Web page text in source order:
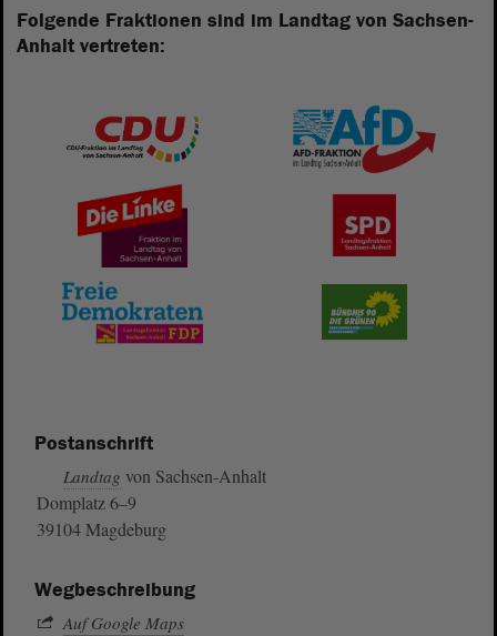
Folgende Fraktionen sind im Landtag von Sachsen-
Anhalt vertreten:
Postanschrift
Landtag von Sachsen-Anhalt
Domplatz 6–9
39104 Magdeburg
Wegbeschreibung
Auf Google Maps